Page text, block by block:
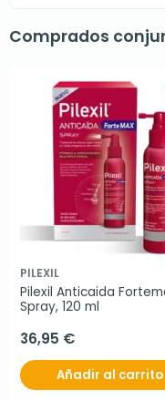
Comprados
PILEXIL
Pilexil Anticaida
Spray, 120 ml
36,95 €
Añadir al carrito